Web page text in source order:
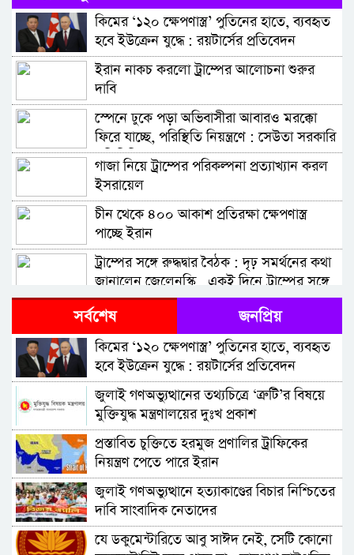
কিমের ‘১২০ ক্ষেপণাস্ত্র’ পুতিনের হাতে, ব্যবহৃত
হবে ইউক্রেন যুদ্ধে : রয়টার্সের প্রতিবেদন
ইরান নাকচ করলো ট্রাম্পের আলোচনা শুরুর
দাবি
স্পেনে ঢুকে পড়া অভিবাসীরা আবারও মরক্কো
ফিরে যাচ্ছে, পরিস্থিতি নিয়ন্ত্রণে : সেউতা সরকারি
প্রতিনিধি
গাজা নিয়ে ট্রাম্পের পরিকল্পনা প্রত্যাখ্যান করল
ইসরায়েল
চীন থেকে ৪০০ আকাশ প্রতিরক্ষা ক্ষেপণাস্ত্র
পাচ্ছে ইরান
ট্রাম্পের সঙ্গে রুদ্ধদ্বার বৈঠক : দৃঢ় সমর্থনের কথা
জানালেন জেলেনস্কি , একই দিনে ট্রাম্পের সঙ্গে
আলাদা বৈঠকে বসবেন জেলেনস্কি ও নেতানিয়াহু
ইরানের যে স্থানে মার্কিন ‘বাংকার-বাস্টার’ বোমাও
অকেজো
ব্রিটেনের স্বার্থে ট্রাম্পের সমালোচনা করতেও
পিছুপা হব না: যুক্তরাজ্যের প্রধানমন্ত্রী বার্নহ্যাম
ট্রাম্পের সঙ্গে বৈঠকের প্রস্তুতি নিচ্ছেন জেলেনস্কি
বাংলাদেশসহ ৬০ দেশের পণ্যে যুক্তরাষ্ট্রের নতুন
শুল্ক আরোপ
ভেনেজুয়েলার তেল বিক্রির ১৩ বিলিয়ন ডলার
কোথায় সরাল ট্রাম্প প্রশাসন
সর্বশেষ জনপ্রিয়
কিমের ‘১২০ ক্ষেপণাস্ত্র’ পুতিনের হাতে, ব্যবহৃত
হবে ইউক্রেন যুদ্ধে : রয়টার্সের প্রতিবেদন
জুলাই গণঅভ্যুত্থানের তথ্যচিত্রে ‘ত্রুটি’র বিষয়ে
মুক্তিযুদ্ধ মন্ত্রণালয়ের দুঃখ প্রকাশ
প্রস্তাবিত চুক্তিতে হরমুজ প্রণালির ট্রাফিকের
নিয়ন্ত্রণ পেতে পারে ইরান
জুলাই গণঅভ্যুত্থানে হত্যাকাণ্ডের বিচার নিশ্চিতের
দাবি সাংবাদিক নেতাদের
যে ডকুমেন্টারিতে আবু সাঈদ নেই, সেটি কোনো